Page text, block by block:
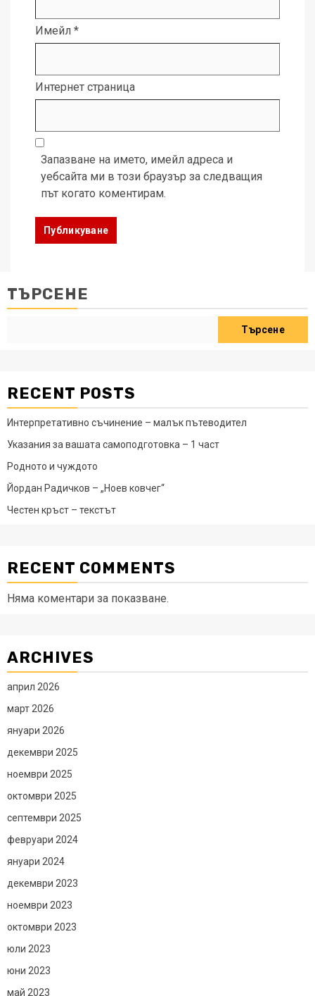
Имейл *
Интернет страница
Запазване на името, имейл адреса и
уебсайта ми в този браузър за следващия
път когато коментирам.
ТЪРСЕНЕ
Търсене
RECENT POSTS
Интерпретативно съчинение – малък пътеводител
Указания за вашата самоподготовка – 1 част
Родното и чуждото
Йордан Радичков – „Ноев ковчег“
Честен кръст – текстът
RECENT COMMENTS
Няма коментари за показване.
ARCHIVES
април 2026
март 2026
януари 2026
декември 2025
ноември 2025
октомври 2025
септември 2025
февруари 2024
януари 2024
декември 2023
ноември 2023
октомври 2023
юли 2023
юни 2023
май 2023